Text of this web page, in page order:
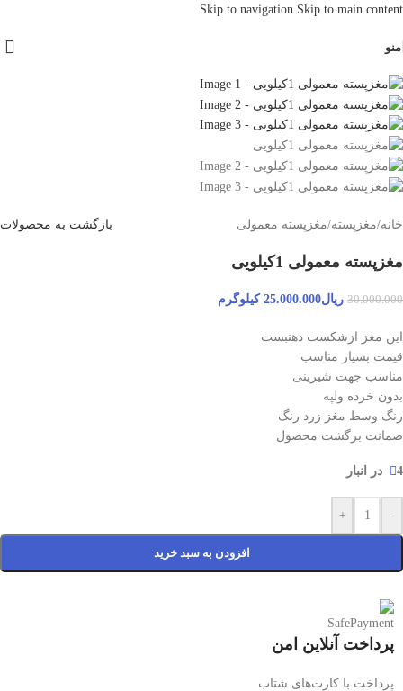
Skip to navigation Skip to main content
منو
خانه/مغزپسته/مغزپسته معمولی بازگشت به محصولات
مغزپسته معمولی 1کیلویی
30.000.000 ریال25.000.000 کیلوگرم
این مغز ازشکست دهنبست
قیمت بسیار مناسب
مناسب جهت شیرینی
بدون خرده ولپه
رنگ وسط مغز زرد رنگ
ضمانت برگشت محصول
4 در انبار
-
+
افزودن به سبد خرید
پرداخت آنلاین امن
پرداخت با کارت‌های شتاب